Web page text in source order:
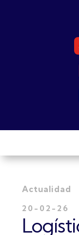
Actualidad
20-02-26